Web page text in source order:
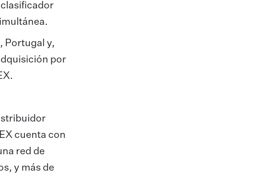
Portugal y,
por
cuenta con
red de
y más de